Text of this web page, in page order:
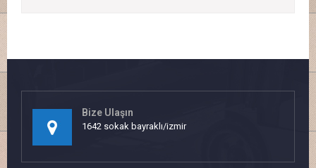
Bize Ulaşın
1642 sokak bayraklı/izmir